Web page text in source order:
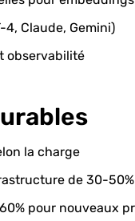
4, Claude, Gemini)
observabilité
la charge
de 30-50%
pour nouveaux